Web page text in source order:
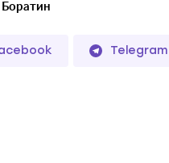
Telegram